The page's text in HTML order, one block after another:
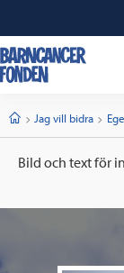
StartJag vill bidra
Bild och text för